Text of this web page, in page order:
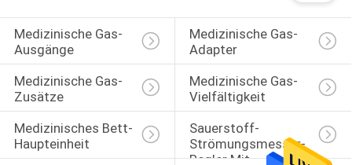
Medizinische Gas-
Ausgänge
Medizinische Gas-
Adapter
Medizinische Gas-
Zusätze
Medizinische Gas-
Vielfältigkeit
Medizinisches Bett-
Haupteinheit
Sauerstoff-
Strömungsmesser-
Regler Mit